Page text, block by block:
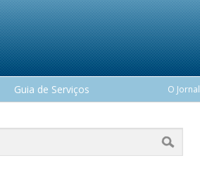
Guia de Serviços
O Jornal